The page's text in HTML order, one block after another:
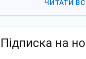
ЧИТАТИ
Підписка на